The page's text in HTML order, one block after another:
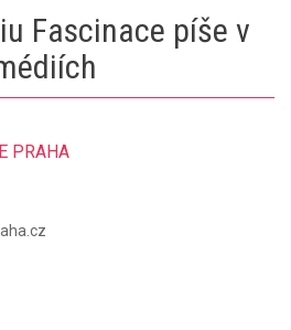
Fascinace píše v
PRAHA